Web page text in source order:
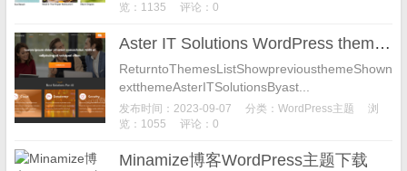
览：1135
评论：0
Aster IT Solutions WordPress theme 博客主题下载
ReturntoThemesListShowpreviousthemeShown
extthemeAsterITSolutionsByast...
发布时间：2023-09-07 分类： WordPress主题
浏
览：1055
评论：0
Minamize博客WordPress主题下载